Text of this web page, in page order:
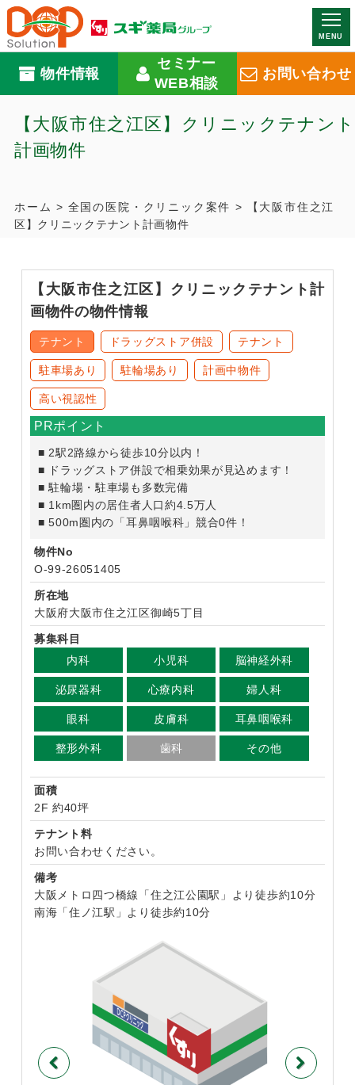
MENU
物件情報
セミナー
WEB相談
お問い合わせ
【大阪市住之江区】クリニックテナント
計画物件​
ホーム > 全国の医院・クリニック案件 >
【大阪市住之江
区】クリニックテナント計画物件​
【大阪市住之江区】クリニックテナント計
画物件​の物件情報
テナント ドラッグストア併設 テナント
駐車場あり 駐輪場あり 計画中物件
高い視認性
PRポイント
■ 2駅2路線から徒歩10分以内！​
■ ドラッグストア併設で相乗効果が見込めます！​
■ 駐輪場・駐車場も多数完備​
■ 1km圏内の居住者人口約4.5万人​
■ 500m圏内の「耳鼻咽喉科」競合0件！​
物件No
O-99-26051405
所在地
大阪府大阪市住之江区御崎5丁目
募集科目
内科
小児科 脳神経外科
泌尿器科 心療内科 婦人科
眼科 皮膚科 耳鼻咽喉科
整形外科 歯科 その他
面積
2F 約40坪
テナント料
お問い合わせください。
備考
大阪メトロ四つ橋線「住之江公園駅」より徒歩約10分​
南海「住ノ江駅」より徒歩約10分